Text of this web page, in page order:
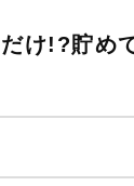
け!?貯め